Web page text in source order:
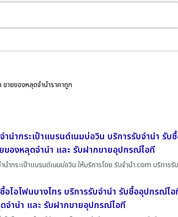
ายของหลุดจำนำราคาถูก
ำนำกระเป๋าแบรนด์เนมบ่อวิน บริการรับจำนำ รั
ของหลุดจำนำ และ รับฝากขายอุปกรณ์ไอที
นำกระเป๋าแบรนด์เนมบ่อวิน ให้บริการโดย รับจํานํา.com บริการรั
อไอโฟนบางไทร บริการรับจำนำ รับซื้ออุปกรณ์ไ
จำนำ และ รับฝากขายอุปกรณ์ไอที